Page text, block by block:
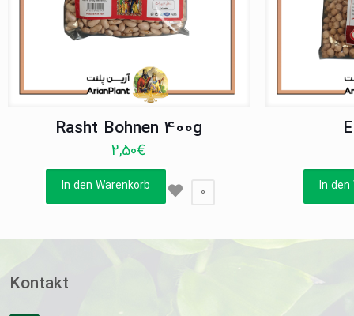
Rasht Bohnen 400g
2,50€
In den Warenkorb 0 In den
Kontakt